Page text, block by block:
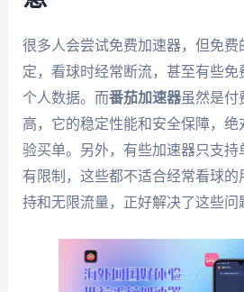
很多人会尝试免费加速器，但免费
定，看球时经常断流，甚至有些免
个人数据。而番茄加速器虽然是付
高，它的稳定性能和安全保障，
验买单。另外，有些加速器只支持
有限制，这些都不适合经常看球的
持和无限流量，正好解决了这些问